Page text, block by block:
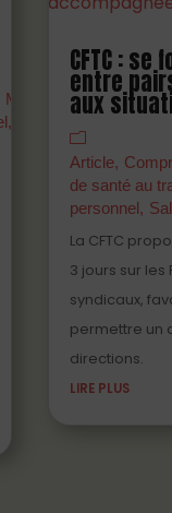
Managers Outil
CFTC :
entre
aux
Article
de santé au
personnel
La CFTC
3 jours sur les
syndicaux,
permettre un
directions.
LIRE PLUS